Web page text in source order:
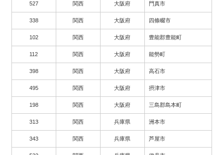
527 関西 大阪府 門真市
338 関西 大阪府 四條畷市
102 関西 大阪府 豊能郡豊能町
112 関西 大阪府 能勢町
398 関西 大阪府 高石市
495 関西 大阪府 摂津市
198 関西 大阪府 三島郡島本町
313 関西 兵庫県 洲本市
343 関西 兵庫県 芦屋市